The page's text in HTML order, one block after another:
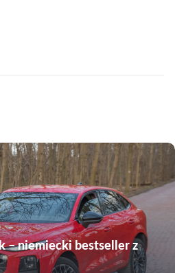
– niemiecki bestseller z